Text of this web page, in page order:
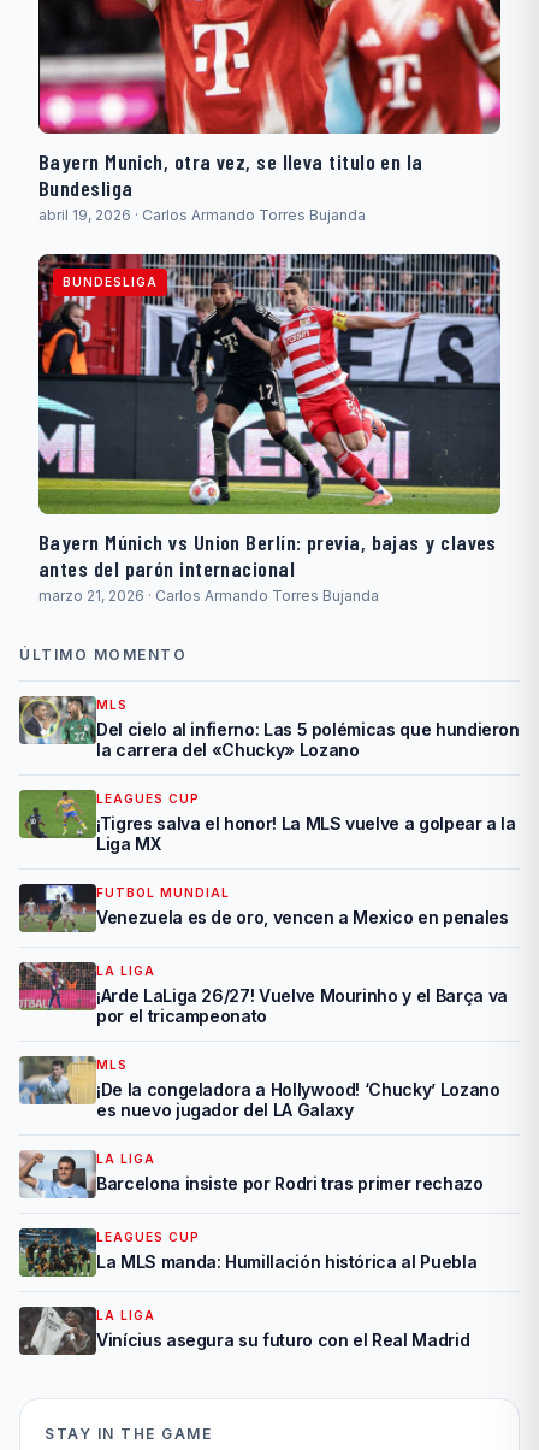
Bayern Munich, otra vez, se lleva titulo en la
Bundesliga
abril 19, 2026 · Carlos Armando Torres Bujanda
BUNDESLIGA
Bayern Múnich vs Union Berlín: previa, bajas y claves
antes del parón internacional
marzo 21, 2026 · Carlos Armando Torres Bujanda
ÚLTIMO MOMENTO
MLS
Del cielo al infierno: Las 5 polémicas que hundieron
la carrera del «Chucky» Lozano
LEAGUES CUP
¡Tigres salva el honor! La MLS vuelve a golpear a la
Liga MX
FUTBOL MUNDIAL
Venezuela es de oro, vencen a Mexico en penales
LA LIGA
¡Arde LaLiga 26/27! Vuelve Mourinho y el Barça va
por el tricampeonato
MLS
¡De la congeladora a Hollywood! ‘Chucky’ Lozano
es nuevo jugador del LA Galaxy
LA LIGA
Barcelona insiste por Rodri tras primer rechazo
LEAGUES CUP
La MLS manda: Humillación histórica al Puebla
LA LIGA
Vinícius asegura su futuro con el Real Madrid
STAY IN THE GAME